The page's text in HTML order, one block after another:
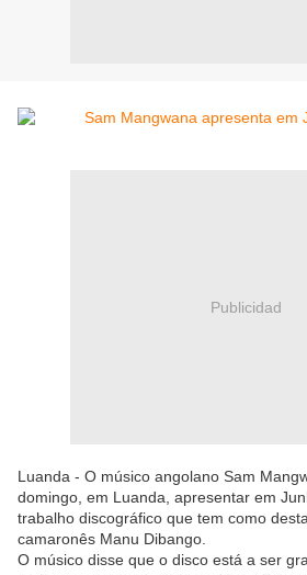
Publicidad
Luanda - O músico angolano Sam
domingo, em Luanda, apresentar em
trabalho discográfico que tem como
camaronês Manu Dibango.
O músico disse que o disco está a ser